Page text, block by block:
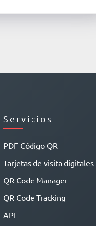
Servicios
PDF Código QR
Tarjetas de visita digitales
QR Code Manager
QR Code Tracking
API